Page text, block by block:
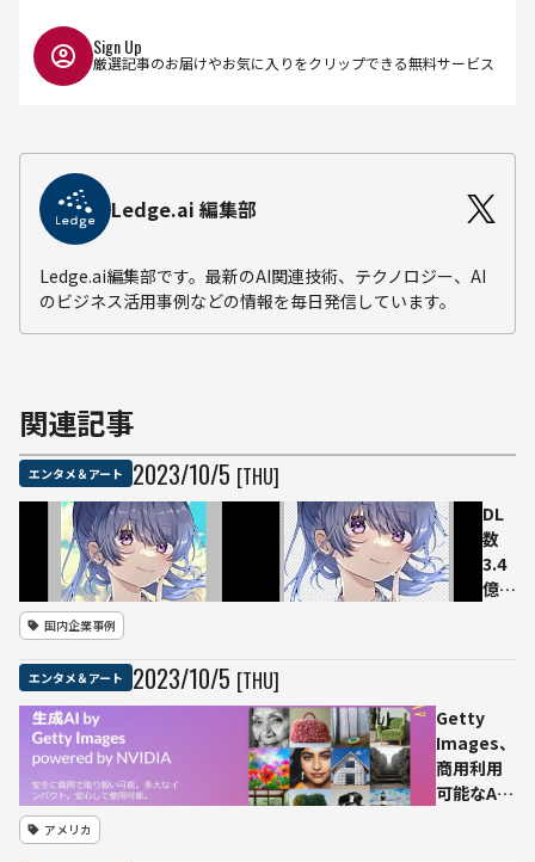
Sign Up
厳選記事のお届けやお気に入りをクリップできる無料サービス
Ledge.ai 編集部
Ledge.ai編集部です。最新のAI関連技術、テクノロジー、AI
のビジネス活用事例などの情報を毎日発信しています。
関連記事
エンタメ＆アート 2023/10/5 [THU]
DL
数
3.4
億超
ント
新バ
ージ
ョン
国内企業事例
エンタメ＆アート 2023/10/5 [THU]
Getty
Images、
商用利用
可能なAI
アメリカ